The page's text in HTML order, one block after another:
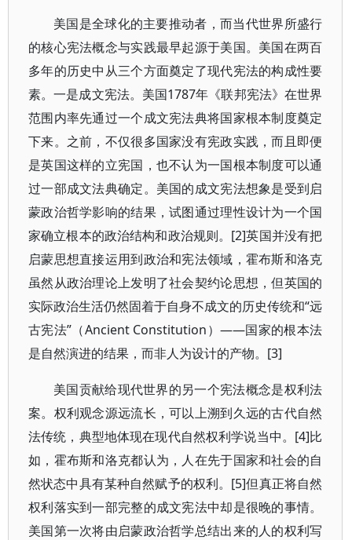
美国是全球化的主要推动者，而当代世界所盛行
的核心宪法概念与实践最早起源于美国。美国在两百
多年的历史中从三个方面奠定了现代宪法的构成性要
素。一是成文宪法。美国1787年《联邦宪法》在世界
范围内率先通过一个成文宪法典将国家根本制度奠定
下来。之前，不仅很多国家没有宪政实践，而且即便
是英国这样的立宪国，也不认为一国根本制度可以通
过一部成文法典确定。美国的成文宪法想象是受到启
蒙政治哲学影响的结果，试图通过理性设计为一个国
家确立根本的政治结构和政治规则。[2]英国并没有把
启蒙思想直接运用到政治和宪法领域，霍布斯和洛克
虽然从政治理论上发明了社会契约论思想，但英国的
实际政治生活仍然固着于自身不成文的历史传统和“远
古宪法”（Ancient Constitution）——国家的根本法
是自然演进的结果，而非人为设计的产物。[3]
美国贡献给现代世界的另一个宪法概念是权利法
案。权利观念源远流长，可以上溯到久远的古代自然
法传统，典型地体现在现代自然权利学说当中。[4]比
如，霍布斯和洛克都认为，人在先于国家和社会的自
然状态中具有某种自然赋予的权利。[5]但真正将自然
权利落实到一部完整的成文宪法中却是很晚的事情。
美国第一次将由启蒙政治哲学总结出来的人的权利写